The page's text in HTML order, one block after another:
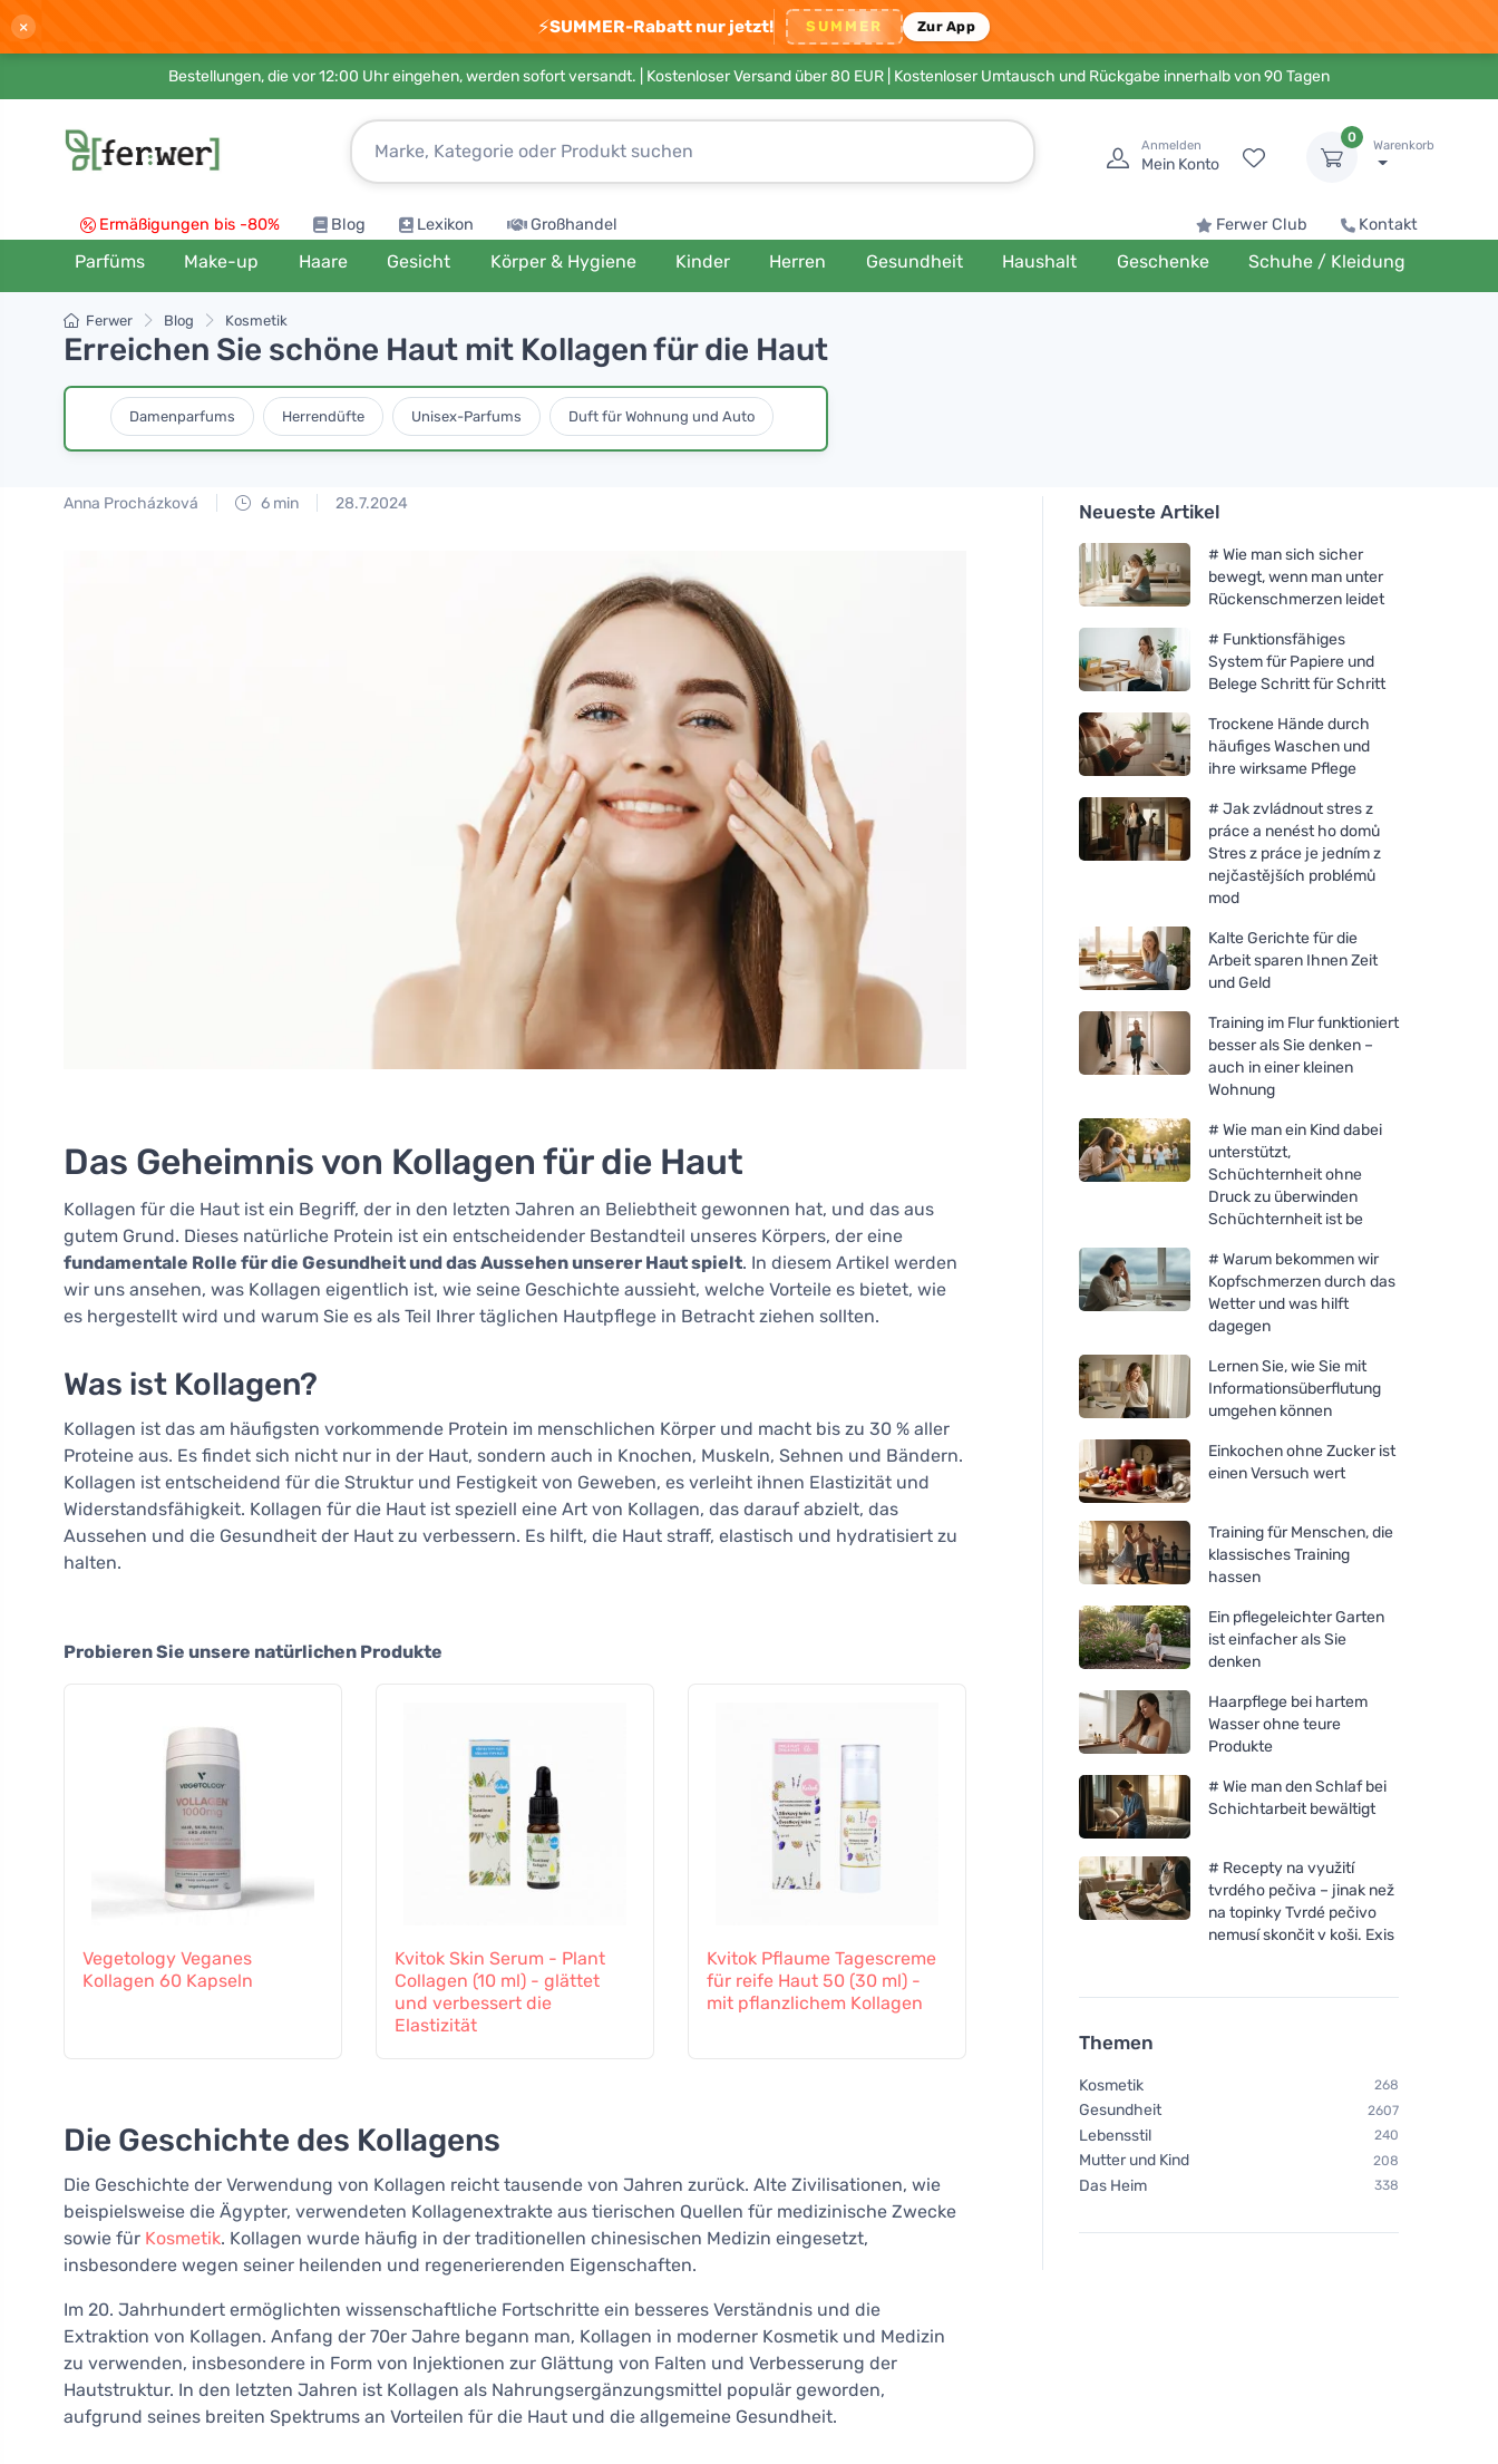
× ⚡SUMMER-Rabatt nur jetzt! SUMMER Zur App
Bestellungen, die vor 12:00 Uhr eingehen, werden sofort versandt. | Kostenloser Versand über 80 EUR | Kostenloser Umtausch und Rückgabe innerhalb von 90 Tagen
Anmelden
Mein Konto
0
Warenkorb
Ermäßigungen bis -80% Blog Lexikon Großhandel Ferwer Club Kontakt
Parfüms Make-up Haare Gesicht Körper & Hygiene Kinder Herren Gesundheit Haushalt Geschenke Schuhe / Kleidung
Ferwer Blog Kosmetik
Erreichen Sie schöne Haut mit Kollagen für die Haut
Damenparfums Herrendüfte Unisex-Parfums Duft für Wohnung und Auto
Anna Procházková 6 min 28.7.2024
Das Geheimnis von Kollagen für die Haut
Kollagen für die Haut ist ein Begriff, der in den letzten Jahren an Beliebtheit gewonnen hat, und das aus
gutem Grund. Dieses natürliche Protein ist ein entscheidender Bestandteil unseres Körpers, der eine
fundamentale Rolle für die Gesundheit und das Aussehen unserer Haut spielt. In diesem Artikel werden
wir uns ansehen, was Kollagen eigentlich ist, wie seine Geschichte aussieht, welche Vorteile es bietet, wie
es hergestellt wird und warum Sie es als Teil Ihrer täglichen Hautpflege in Betracht ziehen sollten.
Was ist Kollagen?
Kollagen ist das am häufigsten vorkommende Protein im menschlichen Körper und macht bis zu 30 % aller
Proteine aus. Es findet sich nicht nur in der Haut, sondern auch in Knochen, Muskeln, Sehnen und Bändern.
Kollagen ist entscheidend für die Struktur und Festigkeit von Geweben, es verleiht ihnen Elastizität und
Widerstandsfähigkeit. Kollagen für die Haut ist speziell eine Art von Kollagen, das darauf abzielt, das
Aussehen und die Gesundheit der Haut zu verbessern. Es hilft, die Haut straff, elastisch und hydratisiert zu
halten.
Probieren Sie unsere natürlichen Produkte
Vegetology Veganes
Kollagen 60 Kapseln
Kvitok Skin Serum - Plant
Collagen (10 ml) - glättet
und verbessert die
Elastizität
Kvitok Pflaume Tagescreme
für reife Haut 50 (30 ml) -
mit pflanzlichem Kollagen
Die Geschichte des Kollagens
Die Geschichte der Verwendung von Kollagen reicht tausende von Jahren zurück. Alte Zivilisationen, wie
beispielsweise die Ägypter, verwendeten Kollagenextrakte aus tierischen Quellen für medizinische Zwecke
sowie für Kosmetik. Kollagen wurde häufig in der traditionellen chinesischen Medizin eingesetzt,
insbesondere wegen seiner heilenden und regenerierenden Eigenschaften.
Im 20. Jahrhundert ermöglichten wissenschaftliche Fortschritte ein besseres Verständnis und die
Extraktion von Kollagen. Anfang der 70er Jahre begann man, Kollagen in moderner Kosmetik und Medizin
zu verwenden, insbesondere in Form von Injektionen zur Glättung von Falten und Verbesserung der
Hautstruktur. In den letzten Jahren ist Kollagen als Nahrungsergänzungsmittel populär geworden,
aufgrund seines breiten Spektrums an Vorteilen für die Haut und die allgemeine Gesundheit.
Neueste Artikel
# Wie man sich sicher
bewegt, wenn man unter
Rückenschmerzen leidet
# Funktionsfähiges
System für Papiere und
Belege Schritt für Schritt
Trockene Hände durch
häufiges Waschen und
ihre wirksame Pflege
# Jak zvládnout stres z
práce a nenést ho domů
Stres z práce je jedním z
nejčastějších problémů
mod
Kalte Gerichte für die
Arbeit sparen Ihnen Zeit
und Geld
Training im Flur funktioniert
besser als Sie denken –
auch in einer kleinen
Wohnung
# Wie man ein Kind dabei
unterstützt,
Schüchternheit ohne
Druck zu überwinden
Schüchternheit ist be
# Warum bekommen wir
Kopfschmerzen durch das
Wetter und was hilft
dagegen
Lernen Sie, wie Sie mit
Informationsüberflutung
umgehen können
Einkochen ohne Zucker ist
einen Versuch wert
Training für Menschen, die
klassisches Training
hassen
Ein pflegeleichter Garten
ist einfacher als Sie
denken
Haarpflege bei hartem
Wasser ohne teure
Produkte
# Wie man den Schlaf bei
Schichtarbeit bewältigt
# Recepty na využití
tvrdého pečiva – jinak než
na topinky Tvrdé pečivo
nemusí skončit v koši. Exis
Themen
Kosmetik 268
Gesundheit 2607
Lebensstil 240
Mutter und Kind 208
Das Heim 338